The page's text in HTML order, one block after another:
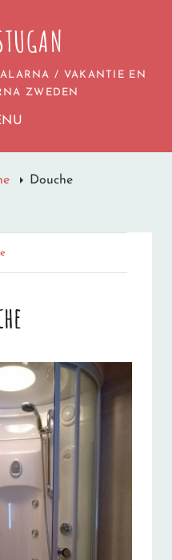
/ VAKANTIE EN
ZWEDEN
Douche